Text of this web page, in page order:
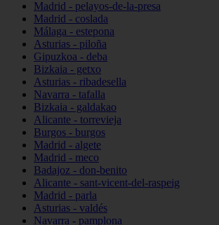
Madrid - pelayos-de-la-presa
Madrid - coslada
Málaga - estepona
Asturias - piloña
Gipuzkoa - deba
Bizkaia - getxo
Asturias - ribadesella
Navarra - tafalla
Bizkaia - galdakao
Alicante - torrevieja
Burgos - burgos
Madrid - algete
Madrid - meco
Badajoz - don-benito
Alicante - sant-vicent-del-raspeig
Madrid - parla
Asturias - valdés
Navarra - pamplona